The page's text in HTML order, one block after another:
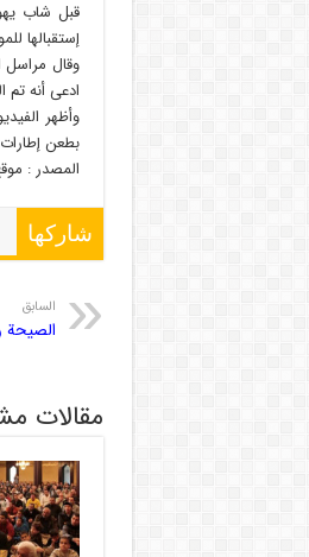
إستقبالها
وقال مراسل
ادعى أنه
وأظهر
بطعن
المصدر :
شاركها
السابق
الصيحة
مقالات